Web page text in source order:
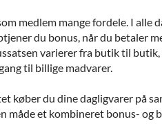
medlem mange fordele. I alle
du bonus, når du betaler
varierer fra butik til
til billige madvarer.
køber du dine dagligvarer på
måde et kombineret bonus- og